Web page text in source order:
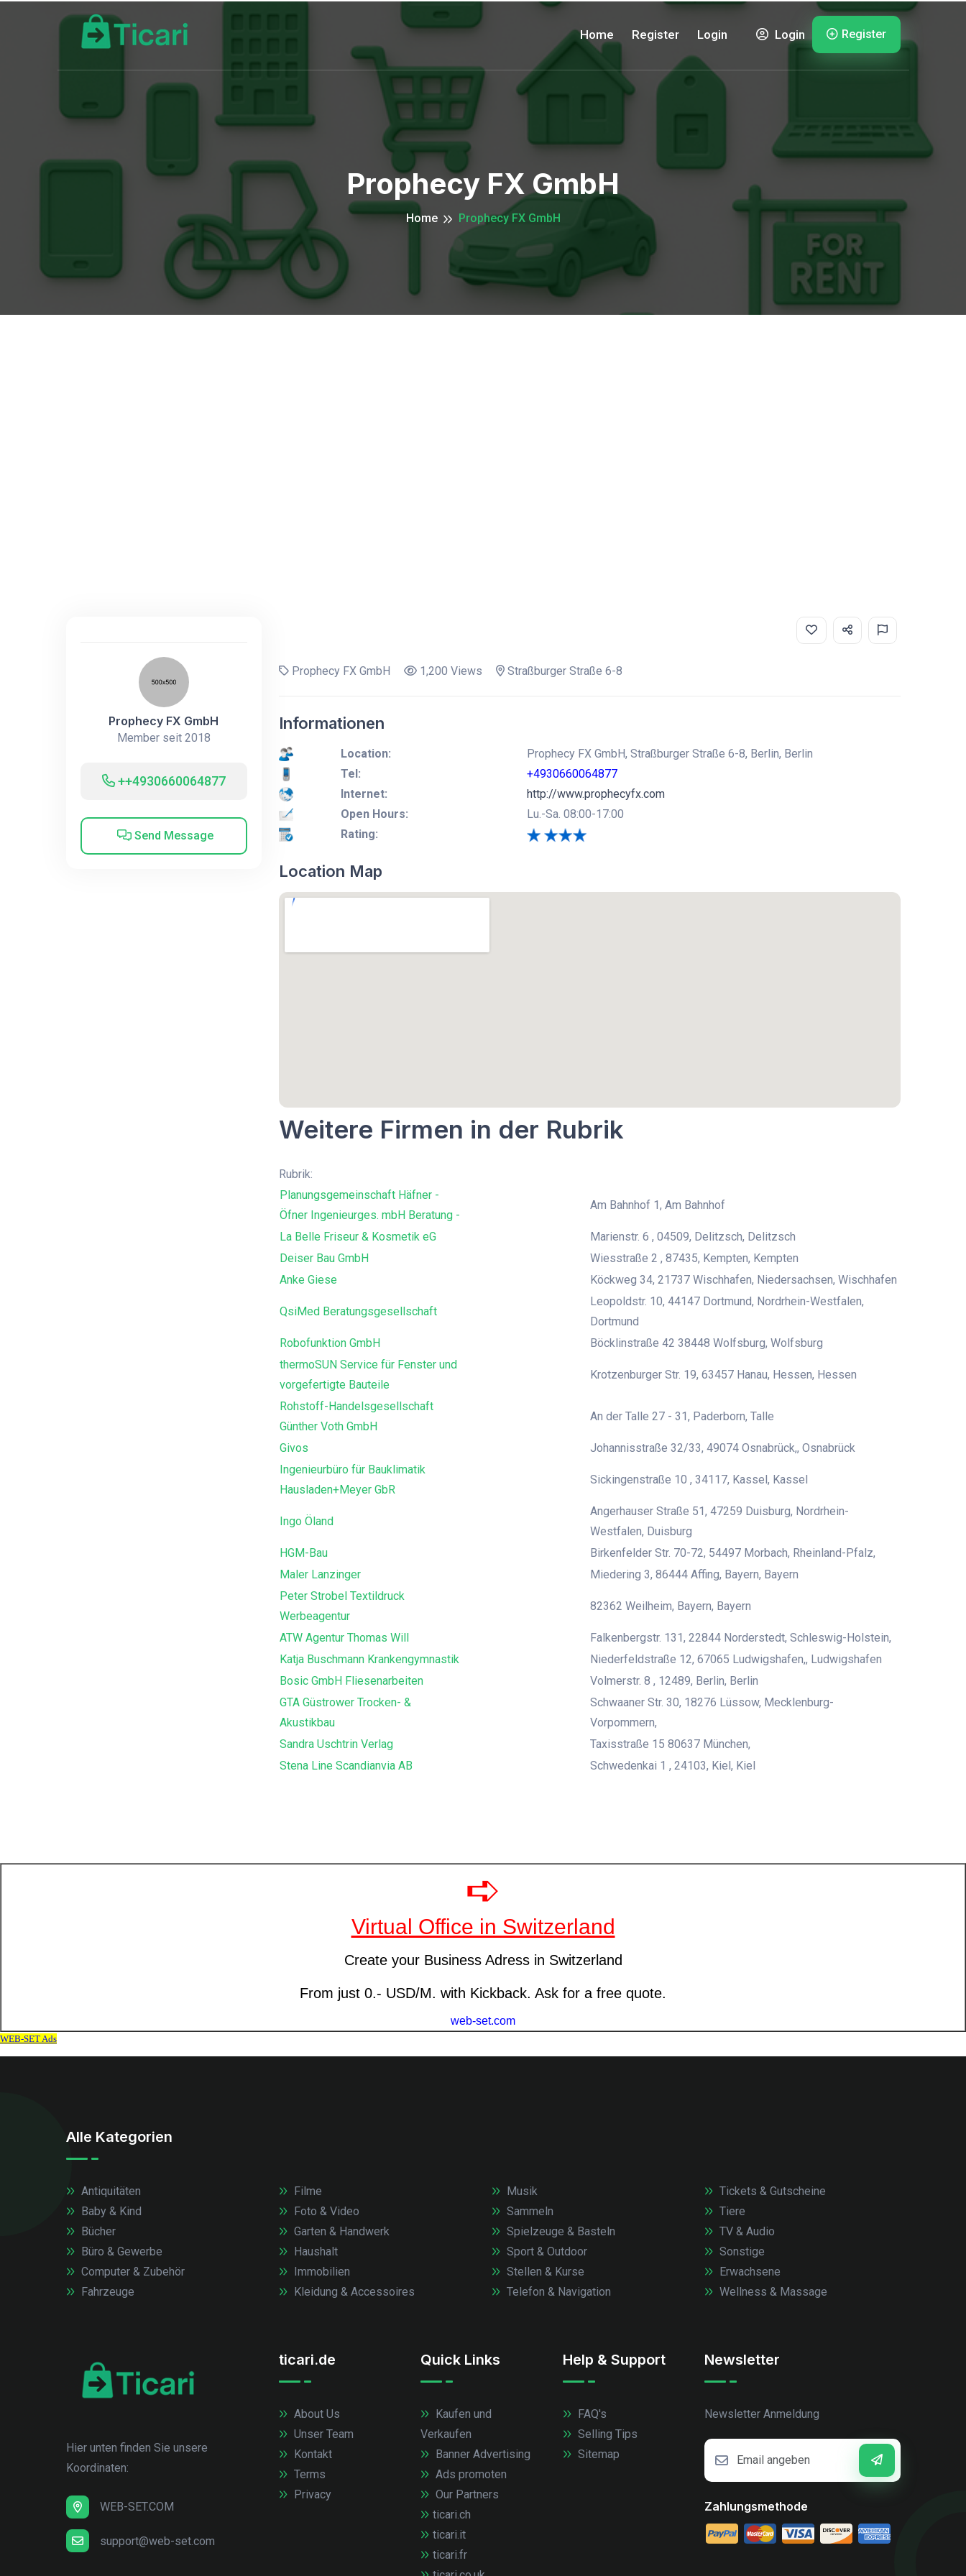
Home Register Login Login Register
Prophecy FX GmbH
Home Prophecy FX GmbH
Prophecy FX GmbH
Member seit 2018
++4930660064877
Send Message
Prophecy FX GmbH 1,200 Views Straßburger Straße 6-8
Informationen
Location:
Prophecy FX GmbH, Straßburger Straße 6-8, Berlin, Berlin
Tel:
+4930660064877
Internet:
http://www.prophecyfx.com
Open Hours:
Lu.-Sa. 08:00-17:00
Rating:
Location Map
Weitere Firmen in der Rubrik
Rubrik:
Planungsgemeinschaft Häfner -
Öfner Ingenieurges. mbH Beratung -
Am Bahnhof 1, Am Bahnhof
La Belle Friseur & Kosmetik eG
Marienstr. 6 , 04509, Delitzsch, Delitzsch
Deiser Bau GmbH
Wiesstraße 2 , 87435, Kempten, Kempten
Anke Giese
Köckweg 34, 21737 Wischhafen, Niedersachsen, Wischhafen
QsiMed Beratungsgesellschaft
Leopoldstr. 10, 44147 Dortmund, Nordrhein-Westfalen,
Dortmund
Robofunktion GmbH
Böcklinstraße 42 38448 Wolfsburg, Wolfsburg
thermoSUN Service für Fenster und
vorgefertigte Bauteile
Krotzenburger Str. 19, 63457 Hanau, Hessen, Hessen
Rohstoff-Handelsgesellschaft
Günther Voth GmbH
An der Talle 27 - 31, Paderborn, Talle
Givos
Johannisstraße 32/33, 49074 Osnabrück,, Osnabrück
Ingenieurbüro für Bauklimatik
Hausladen+Meyer GbR
Sickingenstraße 10 , 34117, Kassel, Kassel
Ingo Öland
Angerhauser Straße 51, 47259 Duisburg, Nordrhein-
Westfalen, Duisburg
HGM-Bau
Birkenfelder Str. 70-72, 54497 Morbach, Rheinland-Pfalz,
Maler Lanzinger
Miedering 3, 86444 Affing, Bayern, Bayern
Peter Strobel Textildruck
Werbeagentur
82362 Weilheim, Bayern, Bayern
ATW Agentur Thomas Will
Falkenbergstr. 131, 22844 Norderstedt, Schleswig-Holstein,
Katja Buschmann Krankengymnastik
Niederfeldstraße 12, 67065 Ludwigshafen,, Ludwigshafen
Bosic GmbH Fliesenarbeiten
Volmerstr. 8 , 12489, Berlin, Berlin
GTA Güstrower Trocken- &
Akustikbau
Schwaaner Str. 30, 18276 Lüssow, Mecklenburg-
Vorpommern,
Sandra Uschtrin Verlag
Taxisstraße 15 80637 München,
Stena Line Scandianvia AB
Schwedenkai 1 , 24103, Kiel, Kiel
Alle Kategorien
Antiquitäten
Baby & Kind
Bücher
Büro & Gewerbe
Computer & Zubehör
Fahrzeuge
Filme
Foto & Video
Garten & Handwerk
Haushalt
Immobilien
Kleidung & Accessoires
Musik
Sammeln
Spielzeuge & Basteln
Sport & Outdoor
Stellen & Kurse
Telefon & Navigation
Tickets & Gutscheine
Tiere
TV & Audio
Sonstige
Erwachsene
Wellness & Massage
Hier unten finden Sie unsere
Koordinaten:
WEB-SET.COM
support@web-set.com
ticari.de
About Us
Unser Team
Kontakt
Terms
Privacy
Quick Links
Kaufen und
Verkaufen
Banner Advertising
Ads promoten
Our Partners
ticari.ch
ticari.it
ticari.fr
Help & Support
FAQ's
Selling Tips
Sitemap
Newsletter
Newsletter Anmeldung
Zahlungsmethode